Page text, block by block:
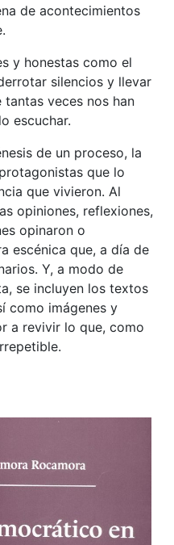
de acontecimientos
y honestas como el
silencios y llevar
veces nos han
escuchar.
de un proceso, la
que lo
que vivieron. Al
opiniones, reflexiones,
opinaron o
escénica que, a día de
Y, a modo de
se incluyen los textos
como imágenes y
a revivir lo que, como